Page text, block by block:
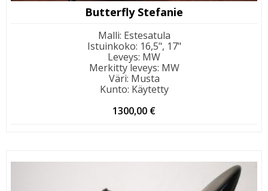
Butterfly Stefanie
Malli: Estesatula
Istuinkoko: 16,5", 17"
Leveys: MW
Merkitty leveys: MW
Väri: Musta
Kunto: Käytetty
1300,00 €